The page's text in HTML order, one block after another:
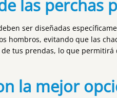
las perchas
ser diseñadas
hombros, evitando que las
tus prendas, lo que
la mejor